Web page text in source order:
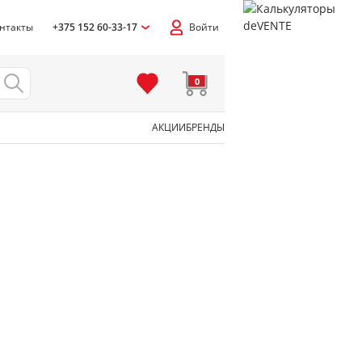
+375 152 60-33-17 Войти
0
АКЦИИБРЕНДЫ